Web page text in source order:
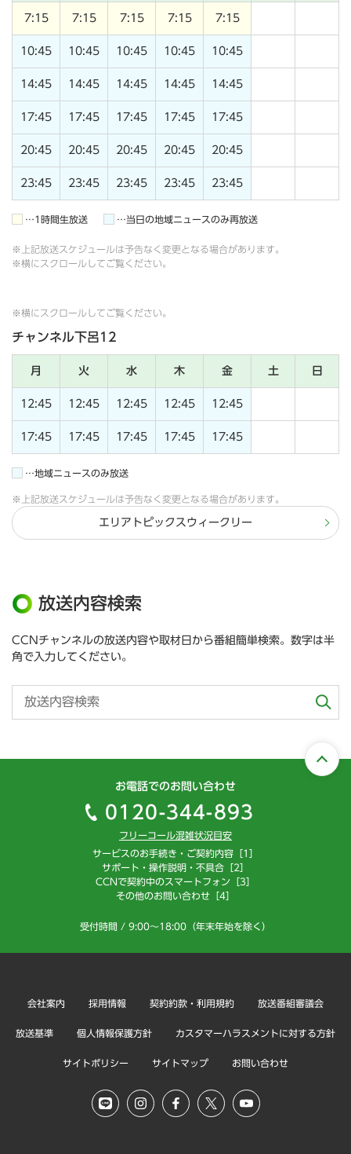
7:15 7:15 7:15 7:15 7:15
10:45 10:45 10:45 10:45 10:45
14:45 14:45 14:45 14:45 14:45
17:45 17:45 17:45 17:45 17:45
20:45 20:45 20:45 20:45 20:45
23:45 23:45 23:45 23:45 23:45
…1時間生放送 …当日の地域ニュースのみ再放送
※上記放送スケジュールは予告なく変更となる場合があります。
※横にスクロールしてご覧ください。
※横にスクロールしてご覧ください。
チャンネル下呂12
月 火 水 木 金 土 日
12:45 12:45 12:45 12:45 12:45
17:45 17:45 17:45 17:45 17:45
…地域ニュースのみ放送
※上記放送スケジュールは予告なく変更となる場合があります。
エリアトピックスウィークリー
放送内容検索
CCNチャンネルの放送内容や取材日から番組簡単検索。数字は半
角で入力してください。
お電話でのお問い合わせ
0120-344-893
フリーコール混雑状況目安
サービスのお手続き・ご契約内容［1］
サポート・操作説明・不具合［2］
CCNで契約中のスマートフォン［3］
その他のお問い合わせ［4］
受付時間 / 9:00～18:00（年末年始を除く）
会社案内 採用情報 契約約款・利用規約 放送番組審議会
放送基準 個人情報保護方針 カスタマーハラスメントに対する方針
サイトポリシー サイトマップ お問い合わせ